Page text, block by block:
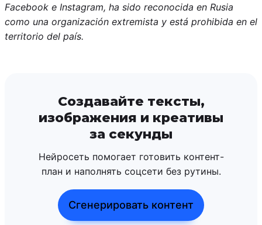
Facebook e Instagram, ha sido reconocida en Rusia
como una organización extremista y está prohibida en el
territorio del país.
Создавайте тексты,
изображения и креативы
за секунды
Нейросеть помогает готовить контент-
план и наполнять соцсети без рутины.
Сгенерировать контент